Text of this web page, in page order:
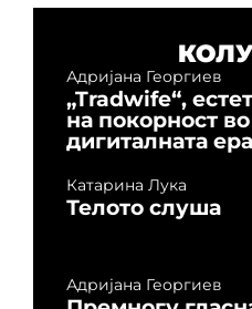
Адријана Георгиев
„Tradwife“,
на покорност во
дигиталната ера
Катарина Лука
Телото слуша
Адријана Георгиев